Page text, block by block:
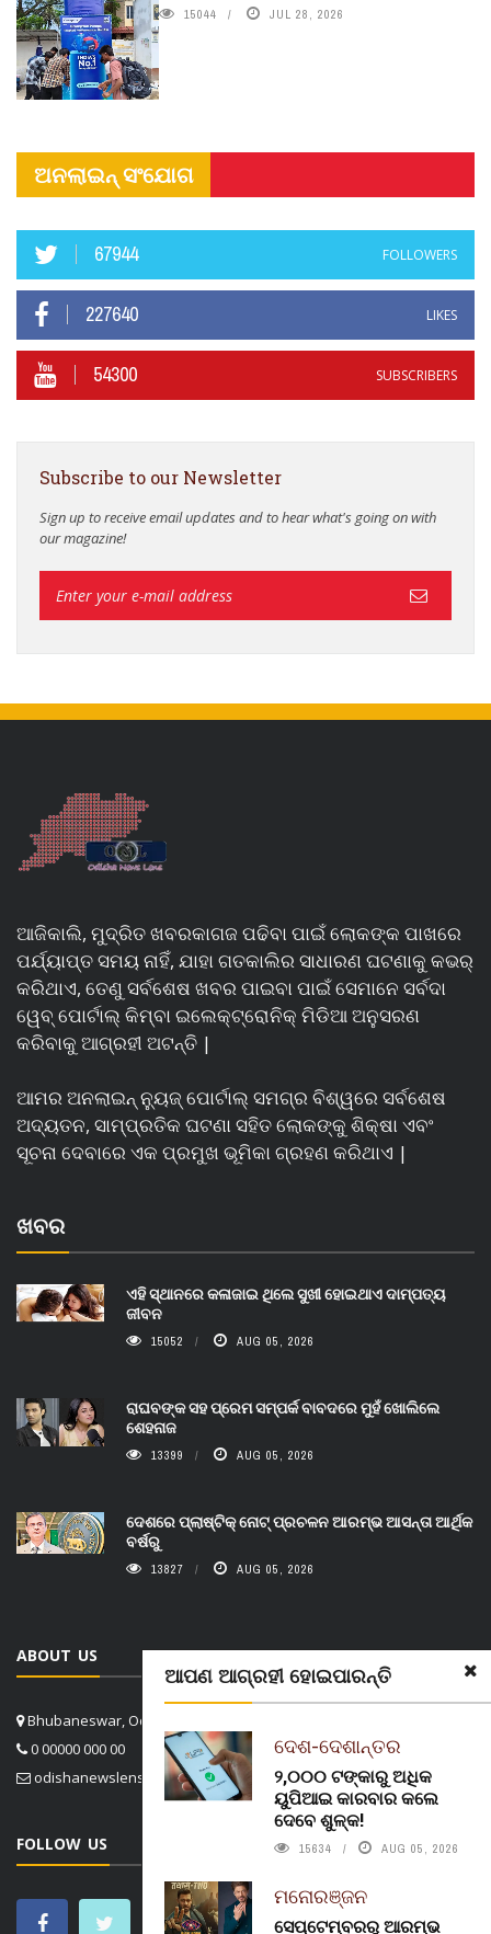
ଆପଣ ଆଗ୍ରହୀ ହୋଇପାରନ୍ତି
ଦେଶ-ଦେଶାନ୍ତର
୨,୦୦୦ ଟଙ୍କାରୁ ଅଧିକ
ୟୁପିଆଇ କାରବାର କଲେ
ଦେବେ ଶୁଳ୍କ!
15634 AUG 05, 2026
ମନୋରଞ୍ଜନ
ସେପ୍ଟେମ୍ବରରୁ ଆରମ୍ଭ
15044 JUL 28, 2026
ଅନଲାଇନ୍ ସଂଯୋଗ
67944 FOLLOWERS
227640 LIKES
54300 SUBSCRIBERS
Subscribe to our Newsletter
Sign up to receive email updates and to hear what's going on with
our magazine!
ଆଜିକାଲି, ମୁଦ୍ରିତ ଖବରକାଗଜ ପଢିବା ପାଇଁ ଲୋକଙ୍କ ପାଖରେ
ପର୍ଯ୍ୟାପ୍ତ ସମୟ ନାହିଁ, ଯାହା ଗତକାଲିର ସାଧାରଣ ଘଟଣାକୁ କଭର୍
କରିଥାଏ, ତେଣୁ ସର୍ବଶେଷ ଖବର ପାଇବା ପାଇଁ ସେମାନେ ସର୍ବଦା
ୱେବ୍ ପୋର୍ଟାଲ୍ କିମ୍ବା ଇଲେକ୍ଟ୍ରୋନିକ୍ ମିଡିଆ ଅନୁସରଣ
କରିବାକୁ ଆଗ୍ରହୀ ଅଟନ୍ତି |
ଆମର ଅନଲାଇନ୍ ନ୍ୟୁଜ୍ ପୋର୍ଟାଲ୍ ସମଗ୍ର ବିଶ୍ୱରେ ସର୍ବଶେଷ
ଅଦ୍ୟତନ, ସାମ୍ପ୍ରତିକ ଘଟଣା ସହିତ ଲୋକଙ୍କୁ ଶିକ୍ଷା ଏବଂ
ସୂଚନା ଦେବାରେ ଏକ ପ୍ରମୁଖ ଭୂମିକା ଗ୍ରହଣ କରିଥାଏ |
ଖବର
ଏହି ସ୍ଥାନରେ କଳାଜାଇ ଥିଲେ ସୁଖୀ ହୋଇଥାଏ ଦାମ୍ପତ୍ୟ
ଜୀବନ
15052 AUG 05, 2026
ରାଘବଙ୍କ ସହ ପ୍ରେମ ସମ୍ପର୍କ ବାବଦରେ ମୁହଁ ଖୋଲିଲେ
ଶେହନାଜ
13399 AUG 05, 2026
ଦେଶରେ ପ୍ଲାଷ୍ଟିକ୍ ନୋଟ୍‌ ପ୍ରଚଳନ ଆରମ୍ଭ ଆସନ୍ତା ଆର୍ଥିକ
ବର୍ଷରୁ
13827 AUG 05, 2026
ABOUT US
Bhubaneswar, Odisha, India
0 00000 000 00
odishanewslens@gmail.com
FOLLOW US